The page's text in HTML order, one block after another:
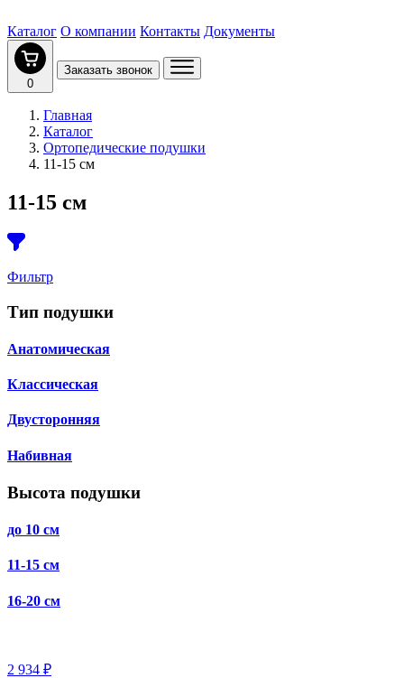
Каталог О компании Контакты Документы
0
Заказать звонок
Главная
Каталог
Ортопедические подушки
11-15 см
11-15 см
Фильтр
Тип подушки
Анатомическая
Классическая
Двусторонняя
Набивная
Высота подушки
до 10 см
11-15 см
16-20 см
2 934 ₽